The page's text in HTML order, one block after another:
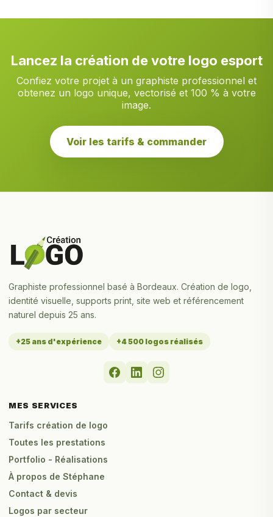
Lancez la création de votre logo esport
Confiez votre projet à un graphiste professionnel et
obtenez un logo unique, vectorisé et 100 % à votre
image.
Voir les tarifs & commander
Graphiste professionnel basé à Bordeaux. Création de logo,
identité visuelle, supports print, site web et référencement
naturel depuis 25 ans.
+25 ans d'expérience +4 500 logos réalisés
MES SERVICES
Tarifs création de logo
Toutes les prestations
Portfolio - Réalisations
À propos de Stéphane
Contact & devis
Logos par secteur